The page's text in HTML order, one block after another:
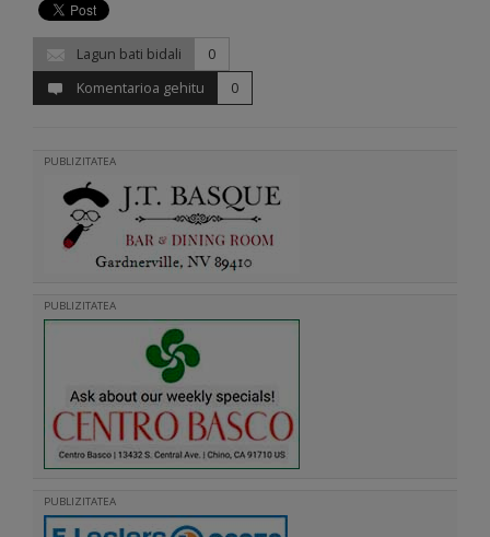
Lagun bati bidali
0
Komentarioa gehitu
0
PUBLIZITATEA
PUBLIZITATEA
PUBLIZITATEA